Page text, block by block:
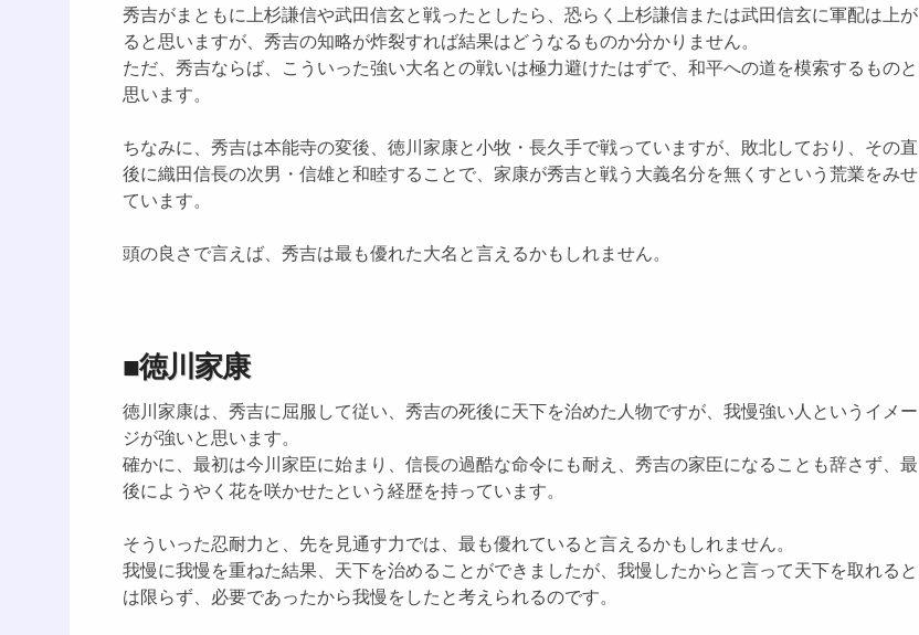
秀吉がまともに上杉謙信や武田信玄と戦ったとしたら、恐らく上杉謙信または武田信玄に軍配は上が
ると思いますが、秀吉の知略が炸裂すれば結果はどうなるものか分かりません。
ただ、秀吉ならば、こういった強い大名との戦いは極力避けたはずで、和平への道を模索するものと
思います。
ちなみに、秀吉は本能寺の変後、徳川家康と小牧・長久手で戦っていますが、敗北しており、その直
後に織田信長の次男・信雄と和睦することで、家康が秀吉と戦う大義名分を無くすという荒業をみせ
ています。
頭の良さで言えば、秀吉は最も優れた大名と言えるかもしれません。
■徳川家康
徳川家康は、秀吉に屈服して従い、秀吉の死後に天下を治めた人物ですが、我慢強い人というイメー
ジが強いと思います。
確かに、最初は今川家臣に始まり、信長の過酷な命令にも耐え、秀吉の家臣になることも辞さず、最
後にようやく花を咲かせたという経歴を持っています。
そういった忍耐力と、先を見通す力では、最も優れていると言えるかもしれません。
我慢に我慢を重ねた結果、天下を治めることができましたが、我慢したからと言って天下を取れると
は限らず、必要であったから我慢をしたと考えられるのです。